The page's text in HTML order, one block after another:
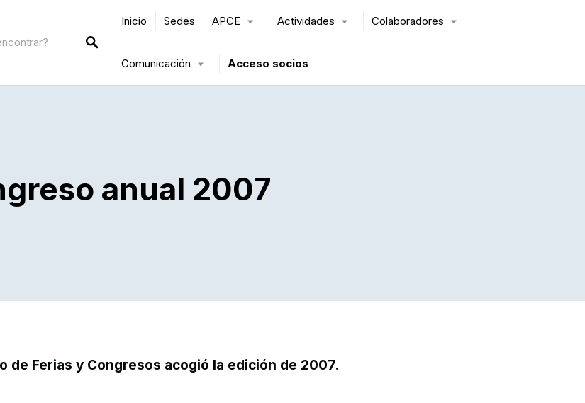
Inicio Sedes APCE Actividades Colaboradores
Comunicación Acceso socios
anual 2007
de Ferias y Congresos acogió la edición de 2007.